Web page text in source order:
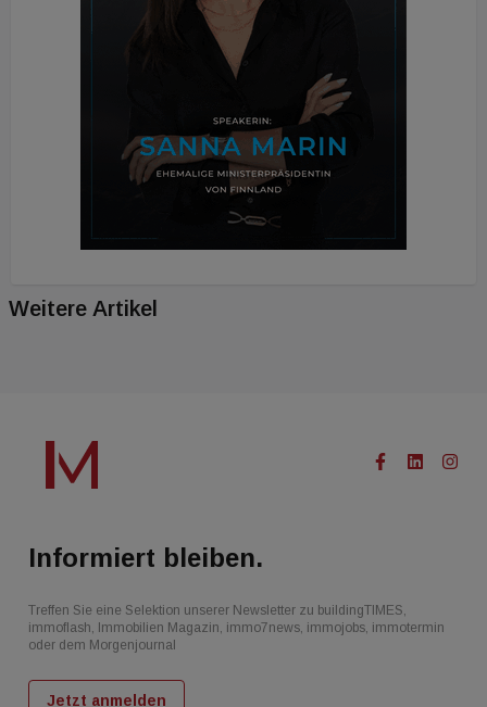
Weitere Artikel
Informiert bleiben.
Treffen Sie eine Selektion unserer Newsletter zu buildingTIMES,
immoflash, Immobilien Magazin, immo7news, immojobs, immotermin
oder dem Morgenjournal
Jetzt anmelden